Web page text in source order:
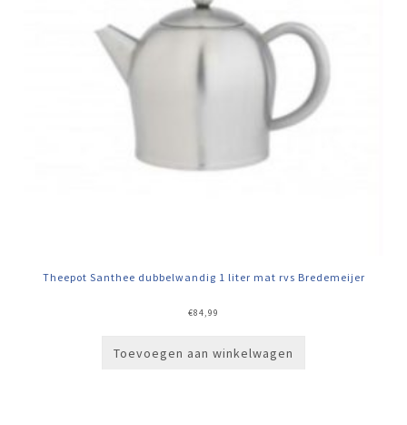
Theepot Santhee dubbelwandig 1 liter mat rvs Bredemeijer
€84,99
Toevoegen aan winkelwagen